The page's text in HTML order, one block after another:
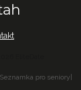
Seznamka pro seniory